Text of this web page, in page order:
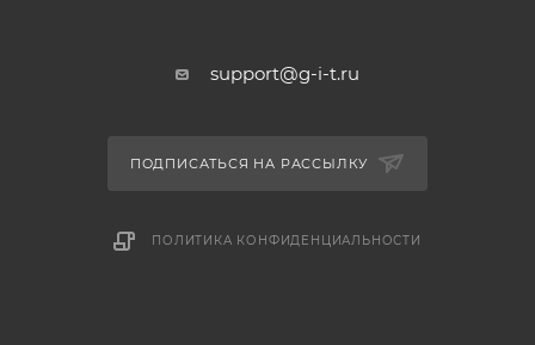
support@g-i-t.ru
ПОДПИСАТЬСЯ НА РАССЫЛКУ
ПОЛИТИКА КОНФИДЕНЦИАЛЬНОСТИ